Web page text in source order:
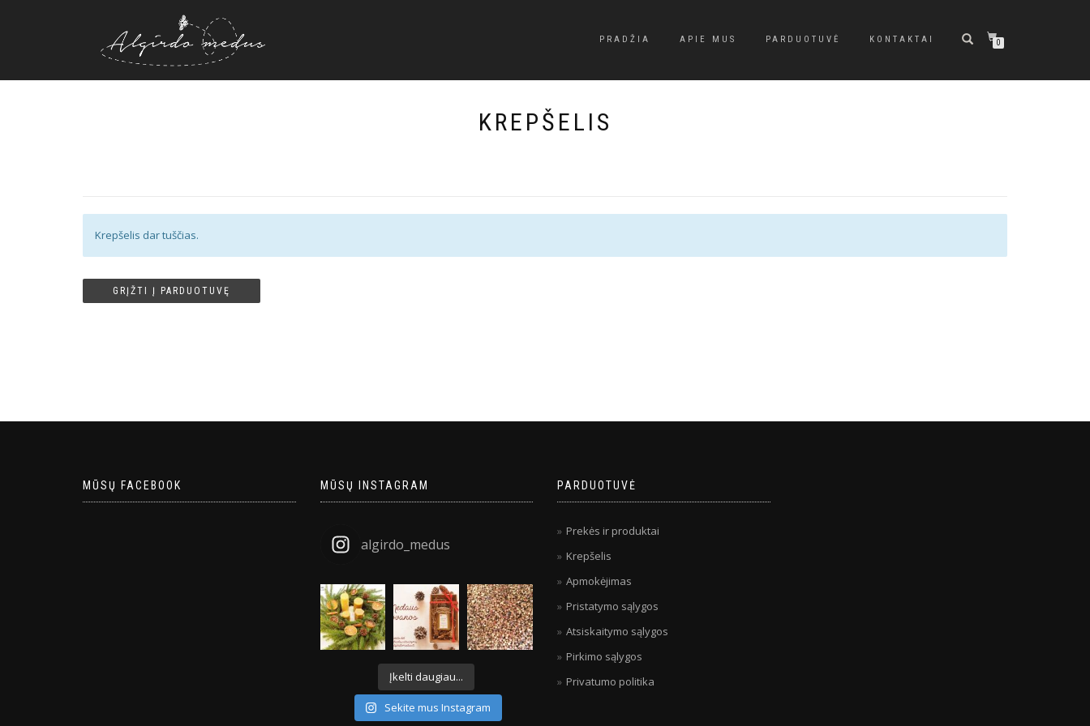
PRADŽIA APIE MUS PARDUOTUVĖ KONTAKTAI 0
KREPŠELIS
Krepšelis dar tuščias.
GRĮŽTI Į PARDUOTUVĘ
MŪSŲ FACEBOOK MŪSŲ INSTAGRAM
algirdo_medus
Įkelti daugiau...
Sekite mus Instagram
PARDUOTUVĖ
Prekės ir produktai
Krepšelis
Apmokėjimas
Pristatymo sąlygos
Atsiskaitymo sąlygos
Pirkimo sąlygos
Privatumo politika